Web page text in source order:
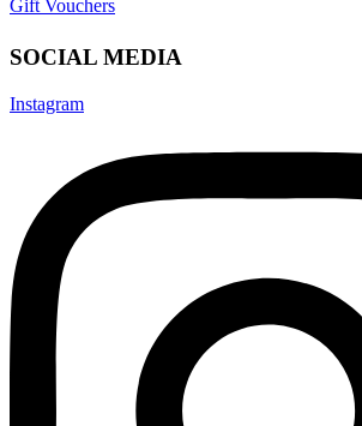
Gift Vouchers
SOCIAL MEDIA
Instagram